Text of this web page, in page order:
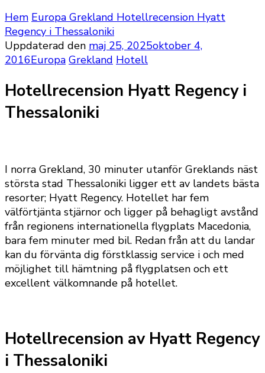
Hem Europa Grekland Hotellrecension Hyatt
Regency i Thessaloniki
Uppdaterad den maj 25, 2025oktober 4,
2016Europa Grekland Hotell
Hotellrecension Hyatt Regency i
Thessaloniki
I norra Grekland, 30 minuter utanför Greklands näst
största stad Thessaloniki ligger ett av landets bästa
resorter; Hyatt Regency. Hotellet har fem
välförtjänta stjärnor och ligger på behagligt avstånd
från regionens internationella flygplats Macedonia,
bara fem minuter med bil. Redan från att du landar
kan du förvänta dig förstklassig service i och med
möjlighet till hämtning på flygplatsen och ett
excellent välkomnande på hotellet.
Hotellrecension av Hyatt Regency
i Thessaloniki